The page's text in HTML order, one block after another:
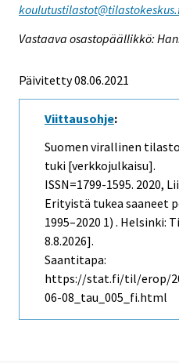
Vastaava osastopäällikkö:
Päivitetty 08.06.2021
Viittausohje:
Suomen virallinen
tuki [verkkojulkaisu].
ISSN=1799-1595. 2020,
Erityistä tukea saaneet
1995–2020 1) . Helsinki:
8.8.2026].
Saantitapa:
https://stat.fi/til/erop/
06-08_tau_005_fi.html